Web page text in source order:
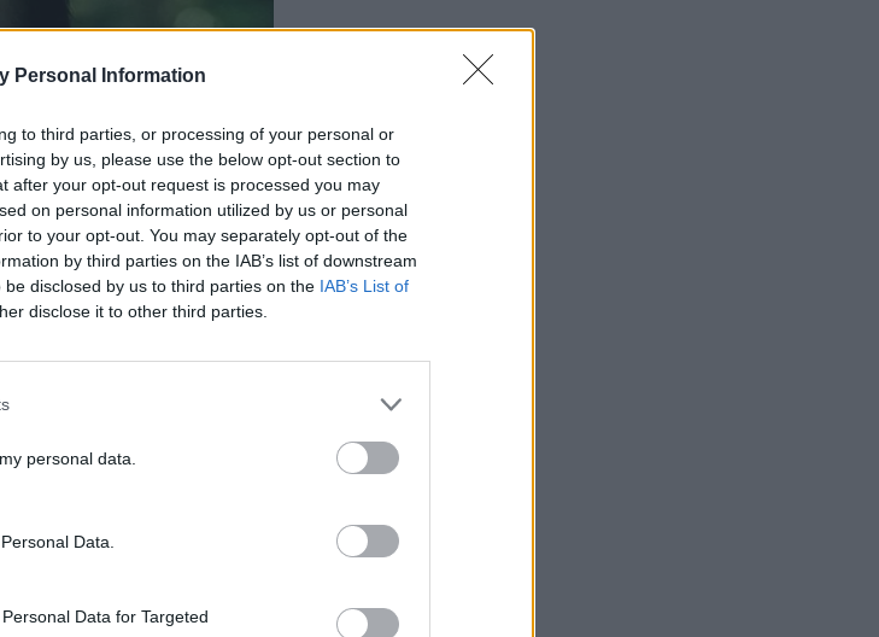
Personal Information
to third parties, or processing of your personal or
by us, please use the below opt-out section to
after your opt-out request is processed you may
on personal information utilized by us or personal
to your opt-out. You may separately opt-out of the
by third parties on the IAB’s list of downstream
disclosed by us to third parties on the IAB’s List of
disclose it to other third parties.
personal data.
Data.
Data for Targeted